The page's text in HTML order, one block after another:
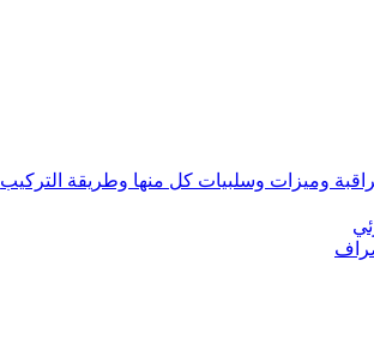
وميزات وسلبيات كل منها وطريقة التركيب